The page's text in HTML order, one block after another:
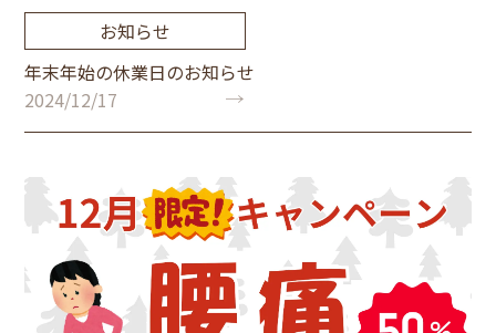
お知らせ
年末年始の休業日のお知らせ
2024/12/17